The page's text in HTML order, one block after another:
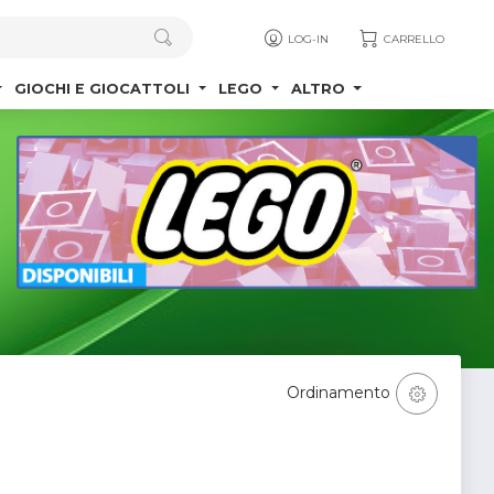
LOG-IN CARRELLO
GIOCHI E GIOCATTOLI LEGO ALTRO
Ordinamento